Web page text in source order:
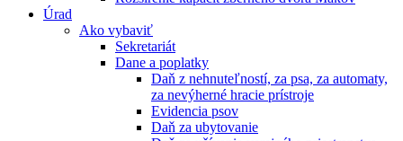
Úrad
Ako vybaviť
Sekretariát
Dane a poplatky
Daň z nehnuteľností, za psa, za automaty,
za nevýherné hracie prístroje
Evidencia psov
Daň za ubytovanie